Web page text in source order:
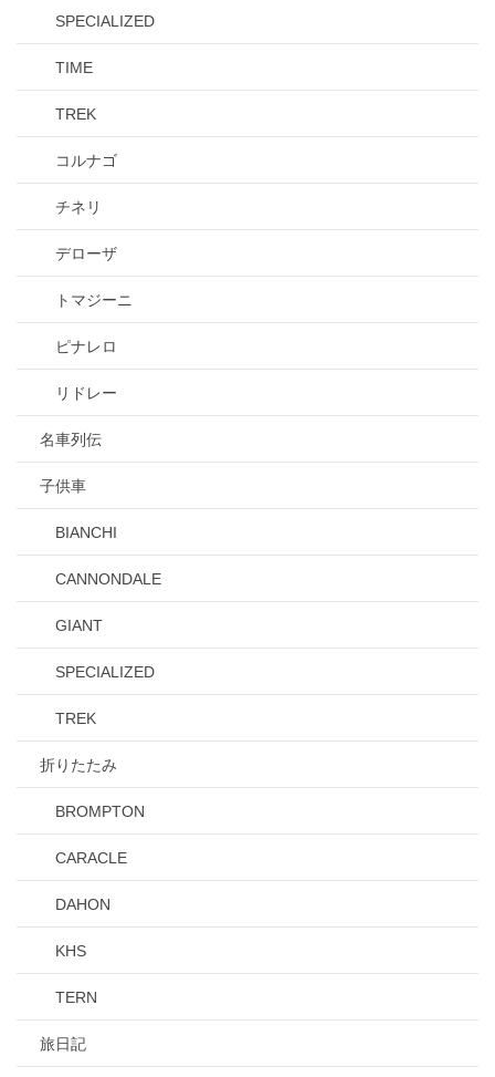
SPECIALIZED
TIME
TREK
コルナゴ
チネリ
デローザ
トマジーニ
ピナレロ
リドレー
名車列伝
子供車
BIANCHI
CANNONDALE
GIANT
SPECIALIZED
TREK
折りたたみ
BROMPTON
CARACLE
DAHON
KHS
TERN
旅日記